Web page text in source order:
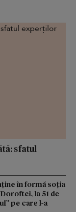
sfatul
în formă soţia
la 51 de
pe care l-a